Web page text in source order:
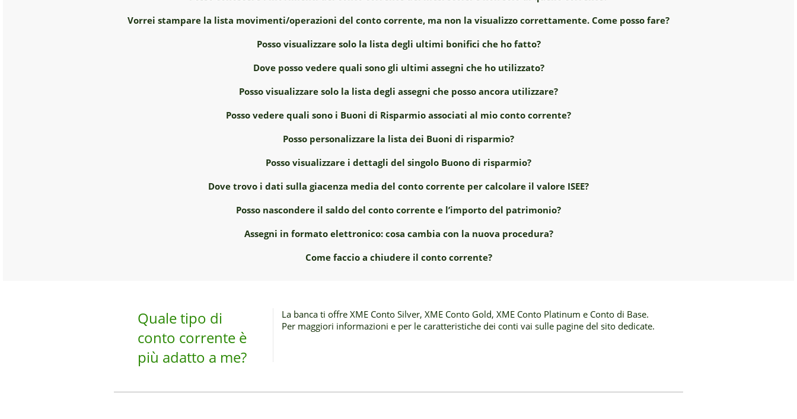
Vorrei stampare la lista movimenti/operazioni del conto corrente, ma non la visualizzo correttamente. Come posso fare?
Posso visualizzare solo la lista degli ultimi bonifici che ho fatto?
Dove posso vedere quali sono gli ultimi assegni che ho utilizzato?
Posso visualizzare solo la lista degli assegni che posso ancora utilizzare?
Posso vedere quali sono i Buoni di Risparmio associati al mio conto corrente?
Posso personalizzare la lista dei Buoni di risparmio?
Posso visualizzare i dettagli del singolo Buono di risparmio?
Dove trovo i dati sulla giacenza media del conto corrente per calcolare il valore ISEE?
Posso nascondere il saldo del conto corrente e l’importo del patrimonio?
Assegni in formato elettronico: cosa cambia con la nuova procedura?
Come faccio a chiudere il conto corrente?
Quale tipo di
conto corrente è
più adatto a me?
La banca ti offre XME Conto Silver, XME Conto Gold, XME Conto Platinum e Conto di Base.
Per maggiori informazioni e per le caratteristiche dei conti vai sulle pagine del sito dedicate.